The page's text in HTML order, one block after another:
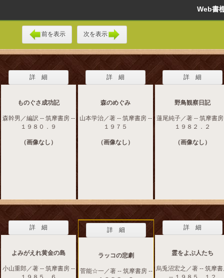
Web
前を表示 次を表示
詳 細
ものぐさ成功記
森幹男／編訳 -- 筑摩書房 --
１９８０．９
（画像なし）
詳 細
森のめぐみ
山本学治／著 -- 筑摩書房 --
１９７５
（画像なし）
詳 細
野鳥観察日記
蓮尾純子／著 -- 筑摩書
１９８２．２
（画像なし）
詳 細
よみがえれ黄金の島
小山重郎／著 -- 筑摩書房 --
詳 細
ラッコの悲劇
菅能☆一／著 -- 筑摩書房 --
詳 細
霊をよぶ人たち
烏兎沼宏之／著 -- 筑摩